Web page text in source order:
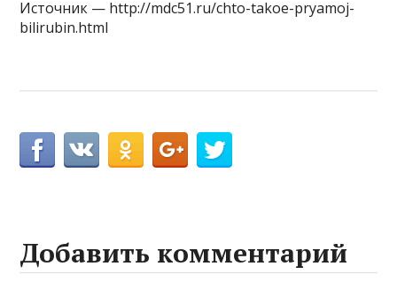
Источник — http://mdc51.ru/chto-takoe-pryamoj-
bilirubin.html
Добавить комментарий